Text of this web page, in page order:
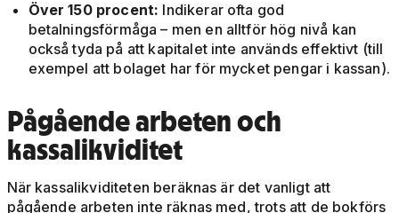
Över 150 procent: Indikerar ofta god
betalningsförmåga – men en alltför hög nivå kan
också tyda på att kapitalet inte används effektivt (till
exempel att bolaget har för mycket pengar i kassan).
Pågående arbeten och
kassalikviditet
När kassalikviditeten beräknas är det vanligt att
pågående arbeten inte räknas med, trots att de bokförs